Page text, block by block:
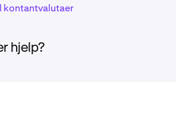
kontantvalutaer
hjelp?